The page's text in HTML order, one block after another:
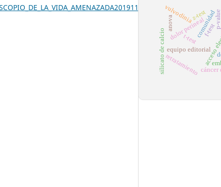
equipo editorial
comunidad
dolor perineal
vulvodinia
retratamiento
silicato de calcio cáncer
p-value
z-test
t-test
anova f-test